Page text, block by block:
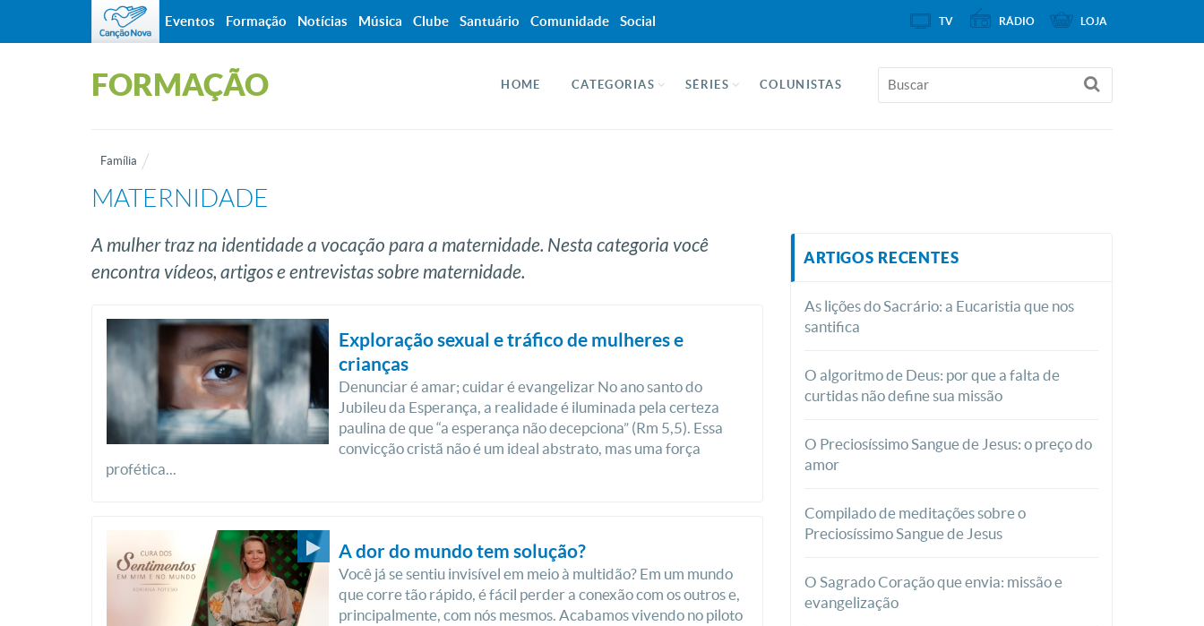
FORMAÇÃO HOME CATEGORIAS SÉRIES COLUNISTAS
Família
MATERNIDADE
A mulher traz na identidade a vocação para a maternidade. Nesta categoria você
encontra vídeos, artigos e entrevistas sobre maternidade.
Exploração sexual e tráfico de mulheres e
crianças
Denunciar é amar; cuidar é evangelizar No ano santo do
Jubileu da Esperança, a realidade é iluminada pela certeza
paulina de que “a esperança não decepciona” (Rm 5,5). Essa
convicção cristã não é um ideal abstrato, mas uma força
profética...
A dor do mundo tem solução?
Você já se sentiu invisível em meio à multidão? Em um mundo
que corre tão rápido, é fácil perder a conexão com os outros e,
principalmente, com nós mesmos. Acabamos vivendo no piloto
ARTIGOS RECENTES
As lições do Sacrário: a Eucaristia que nos
santifica
O algoritmo de Deus: por que a falta de
curtidas não define sua missão
O Preciosíssimo Sangue de Jesus: o preço do
amor
Compilado de meditações sobre o
Preciosíssimo Sangue de Jesus
O Sagrado Coração que envia: missão e
evangelização
Eventos Formação Notícias Música Clube Santuário Comunidade Social TV RÁDIO LOJA